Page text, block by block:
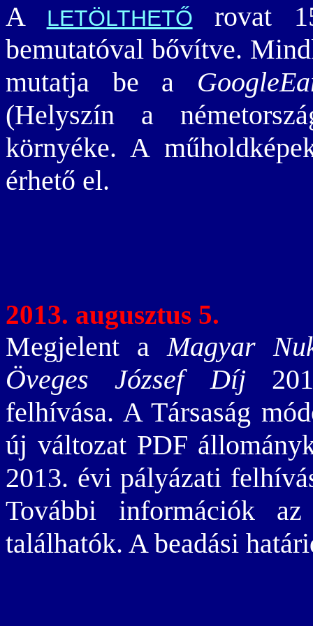
A LETÖLTHETŐ
rovat
bemutatóval bővítve.
mutatja be a
(Helyszín a
környéke. A
érhető el.
2013. augusztus 5.
Megjelent aMagyar
Öveges József Díj
felhívása. A Társaság
új változat PDF
2013. évi pályázati
További információk
találhatók. A beadási